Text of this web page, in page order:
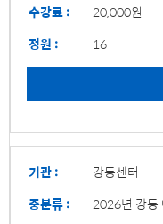
수강료 :
20,000원
정원 :
16
기관 :
강동센터
중분류 :
2026년 강동